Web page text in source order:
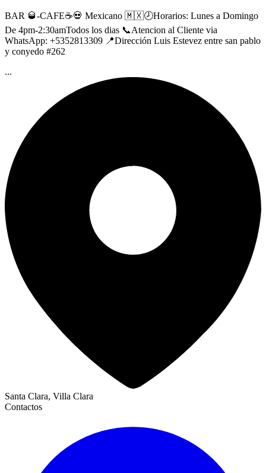
BAR 🥃-CAFE☕️💀 Mexicano 🇲🇽🕗Horarios: Lunes a Domingo
De 4pm-2:30amTodos los dias 📞Atencion al Cliente via
WhatsApp: +5352813309 📍Dirección Luis Estevez entre san pablo
y conyedo #262
...
Santa Clara, Villa Clara
Contactos